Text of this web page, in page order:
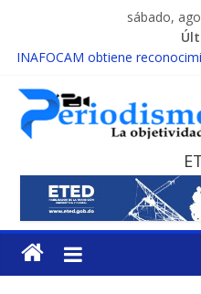
sábado,
INAFOCAM obtiene
15 de febrero de cada año es
cáncer infantil
EL ENFOQUE UNILATERAL
MESCyT y Universidad Albizu
reclusos
MESCyT presenta calendario
Educación